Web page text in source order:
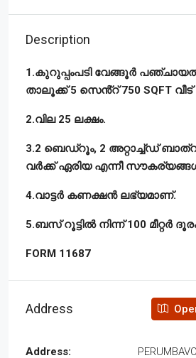
Description
1.കുറുപ്പംപടി വേങ്ങൂർ
താലൂക്ക് 5 സെൻ്റ് 750 SQFT
2.വില 25 ലക്ഷം.
3.2 ബെഡ്റൂം, 2 അറ്റാച്ച്ഡ്
വർക്ക് ഏരിയ എന്നീ
4.വാട്ടർ കണക്ഷൻ ലഭ്യമാണ്.
5.ബസ് റൂട്ടിൽ നിന്ന് 100 മീറ്റർ
FORM 11687
Address
Address: